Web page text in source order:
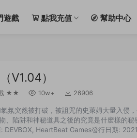
遊戲 點我充值 幫助中心
V1.04）
★★ 10w+ 26906
氛突然被打破，被詛咒的史萊姆大量入侵
、陷阱和神秘道具之後的究竟是什麽樣的
: DEVBOX, HeartBeat Games發行日期: